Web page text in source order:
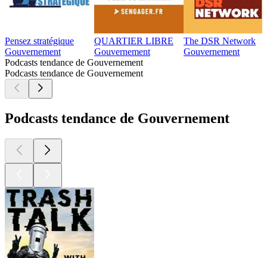
Pensez stratégique
Gouvernement
QUARTIER LIBRE
Gouvernement
The DSR Network
Gouvernement
Podcasts tendance de Gouvernement
Podcasts tendance de Gouvernement
Podcasts tendance de Gouvernement